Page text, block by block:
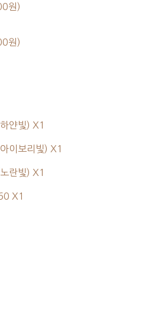
원)
원)
얀빛) X1
이보리빛) X1
란빛) X1
X1